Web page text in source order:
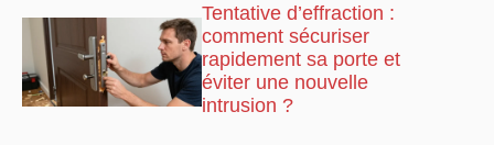
Tentative d’effraction :
comment sécuriser
rapidement sa porte et
éviter une nouvelle
intrusion ?